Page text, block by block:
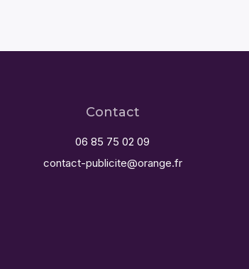
Contact
06 85 75 02 09
contact-publicite@orange.fr